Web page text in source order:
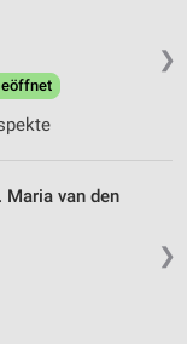
❯
❯
Maria van den